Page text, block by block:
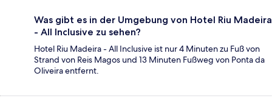
Was gibt es in der Umgebung von Hotel Riu Madeira
- All Inclusive zu sehen?
Hotel Riu Madeira - All Inclusive ist nur 4 Minuten zu Fuß von
Strand von Reis Magos und 13 Minuten Fußweg von Ponta da
Oliveira entfernt.